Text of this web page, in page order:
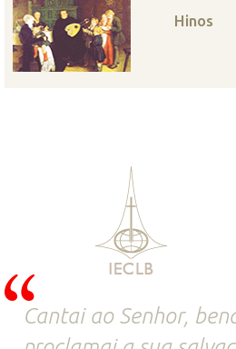
Hinos
Cantai ao Senhor,